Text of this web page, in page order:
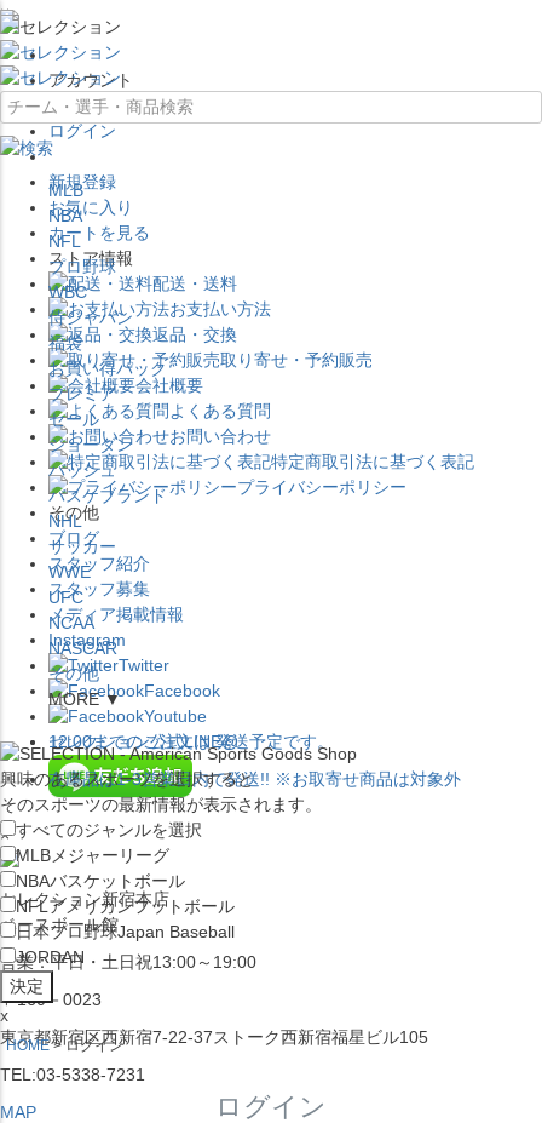
×
アカウント
ログイン
新規登録
お気に入り
カートを見る
ストア情報
配送・送料
お支払い方法
返品・交換
取り寄せ・予約販売
会社概要
よくある質問
お問い合わせ
特定商取引法に基づく表記
プライバシーポリシー
その他
ブログ
スタッフ紹介
スタッフ募集
メディア掲載情報
Instagram
Twitter
Facebook
Youtube
セレクション公式LINE@
×
セレクション新宿本店
ベースボール館
営業：平日・土日祝13:00～19:00
〒160－0023
東京都新宿区西新宿7-22-37ストーク西新宿福星ビル105
TEL:03-5338-7231
MAP
MLB
NBA
NFL
プロ野球
WBC
侍ジャパン
福袋
お買い得パック
プレミア
セール
ジョーダン
バッシュ
バスケブランド
NHL
サッカー
WWE
UFC
NCAA
NASCAR
その他
MORE ▼
12:00までのご注文は発送予定です。
在庫品は1-3営業日内で発送!! ※お取寄せ商品は対象外
興味のあるスポーツを選択すると
そのスポーツの最新情報が表示されます。
すべてのジャンルを選択
MLB メジャーリーグ
NBAバスケットボール
NFLアメリカンフットボール
日本プロ野球Japan Baseball
JORDAN
x
HOME ログイン
ログイン